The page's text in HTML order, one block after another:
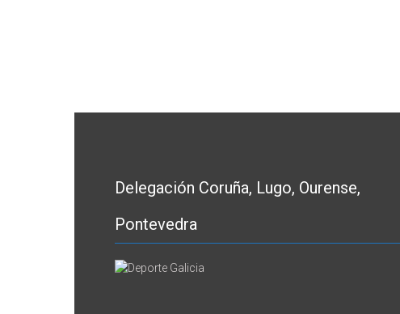
Delegación Coruña, Lugo, Ourense,
Pontevedra